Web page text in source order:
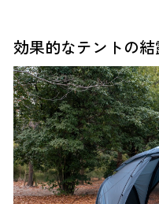
効果的なテントの